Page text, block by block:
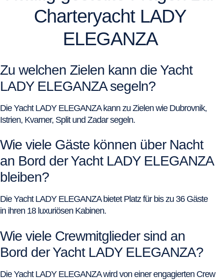
Charteryacht LADY
ELEGANZA
Zu welchen Zielen kann die Yacht
LADY ELEGANZA segeln?
Die Yacht LADY ELEGANZA kann zu Zielen wie Dubrovnik,
Istrien, Kvarner, Split und Zadar segeln.
Wie viele Gäste können über Nacht
an Bord der Yacht LADY ELEGANZA
bleiben?
Die Yacht LADY ELEGANZA bietet Platz für bis zu 36 Gäste
in ihren 18 luxuriösen Kabinen.
Wie viele Crewmitglieder sind an
Bord der Yacht LADY ELEGANZA?
Die Yacht LADY ELEGANZA wird von einer engagierten Crew